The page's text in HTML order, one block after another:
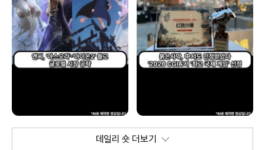
데일리 숏 더보기